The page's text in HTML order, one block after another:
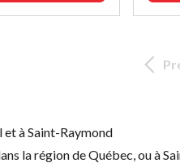
et à Saint-Raymond
la région de Québec, ou à